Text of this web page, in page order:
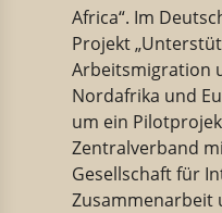
Africa“. Im
Projekt
Arbeitsmigration
Nordafrika und
um ein
Zentralverband
Gesellschaft für
Zusammenarbeit